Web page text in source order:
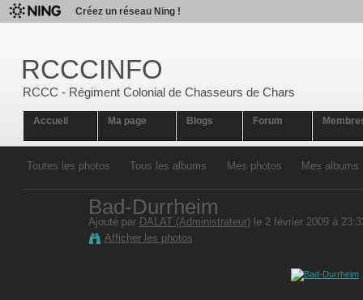
Créez un réseau Ning !
RCCCINFO
RCCC - Régiment Colonial de Chasseurs de Chars
Accueil Ma page Blogs Forum
Toutes les photos Tous les albums Mes photos Mes albums
Bad-Durrheim
Ajouté par DALAT (Administrateur)le 2 février 2009 à
Afficher les photos